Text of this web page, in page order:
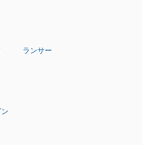
ランサー